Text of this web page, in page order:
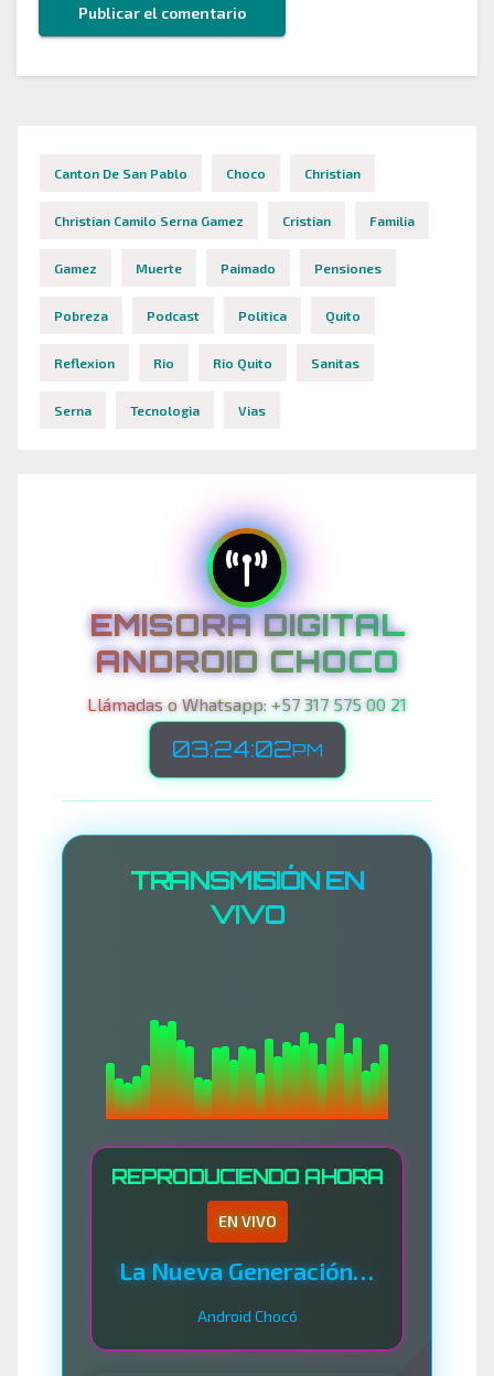
Canton De San Pablo Choco Christian
Christian Camilo Serna Gamez Cristian Familia
Gamez Muerte Paimado Pensiones
Pobreza Podcast Politica Quito
Reflexion Rio Rio Quito Sanitas
Serna Tecnologia Vias
EMISORA DIGITAL
ANDROID CHOCO
Llámadas o Whatsapp: +57 317 575 00 21
03:24:04PM
TRANSMISIÓN EN
VIVO
REPRODUCIENDO AHORA
EN VIVO
La Nueva Generación Del Sistema
Android Chocó